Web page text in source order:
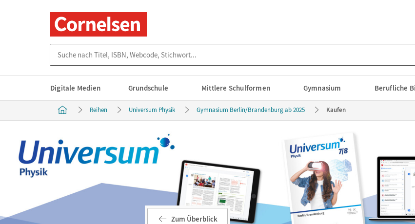
Digitale Medien Grundschule Mittlere Schulformen Gymnasium Berufliche
Reihen Universum Physik Gymnasium Berlin/Brandenburg ab 2025 Kaufen
Zum Überblick